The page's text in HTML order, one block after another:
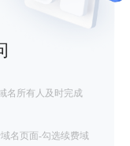
名所有人及时完成
名页面-勾选续费域